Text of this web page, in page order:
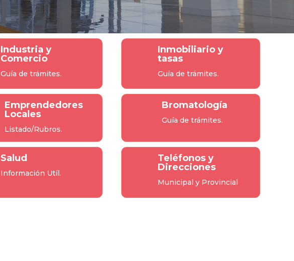
Industria y
Comercio
Guía de trámites.
Inmobiliario y
tasas
Guía de trámites.
Emprendedores
Locales
Listado/Rubros.
Bromatología
Guía de trámites.
Salud
Información Utíl.
Teléfonos y
Direcciones
Municipal y Provincial